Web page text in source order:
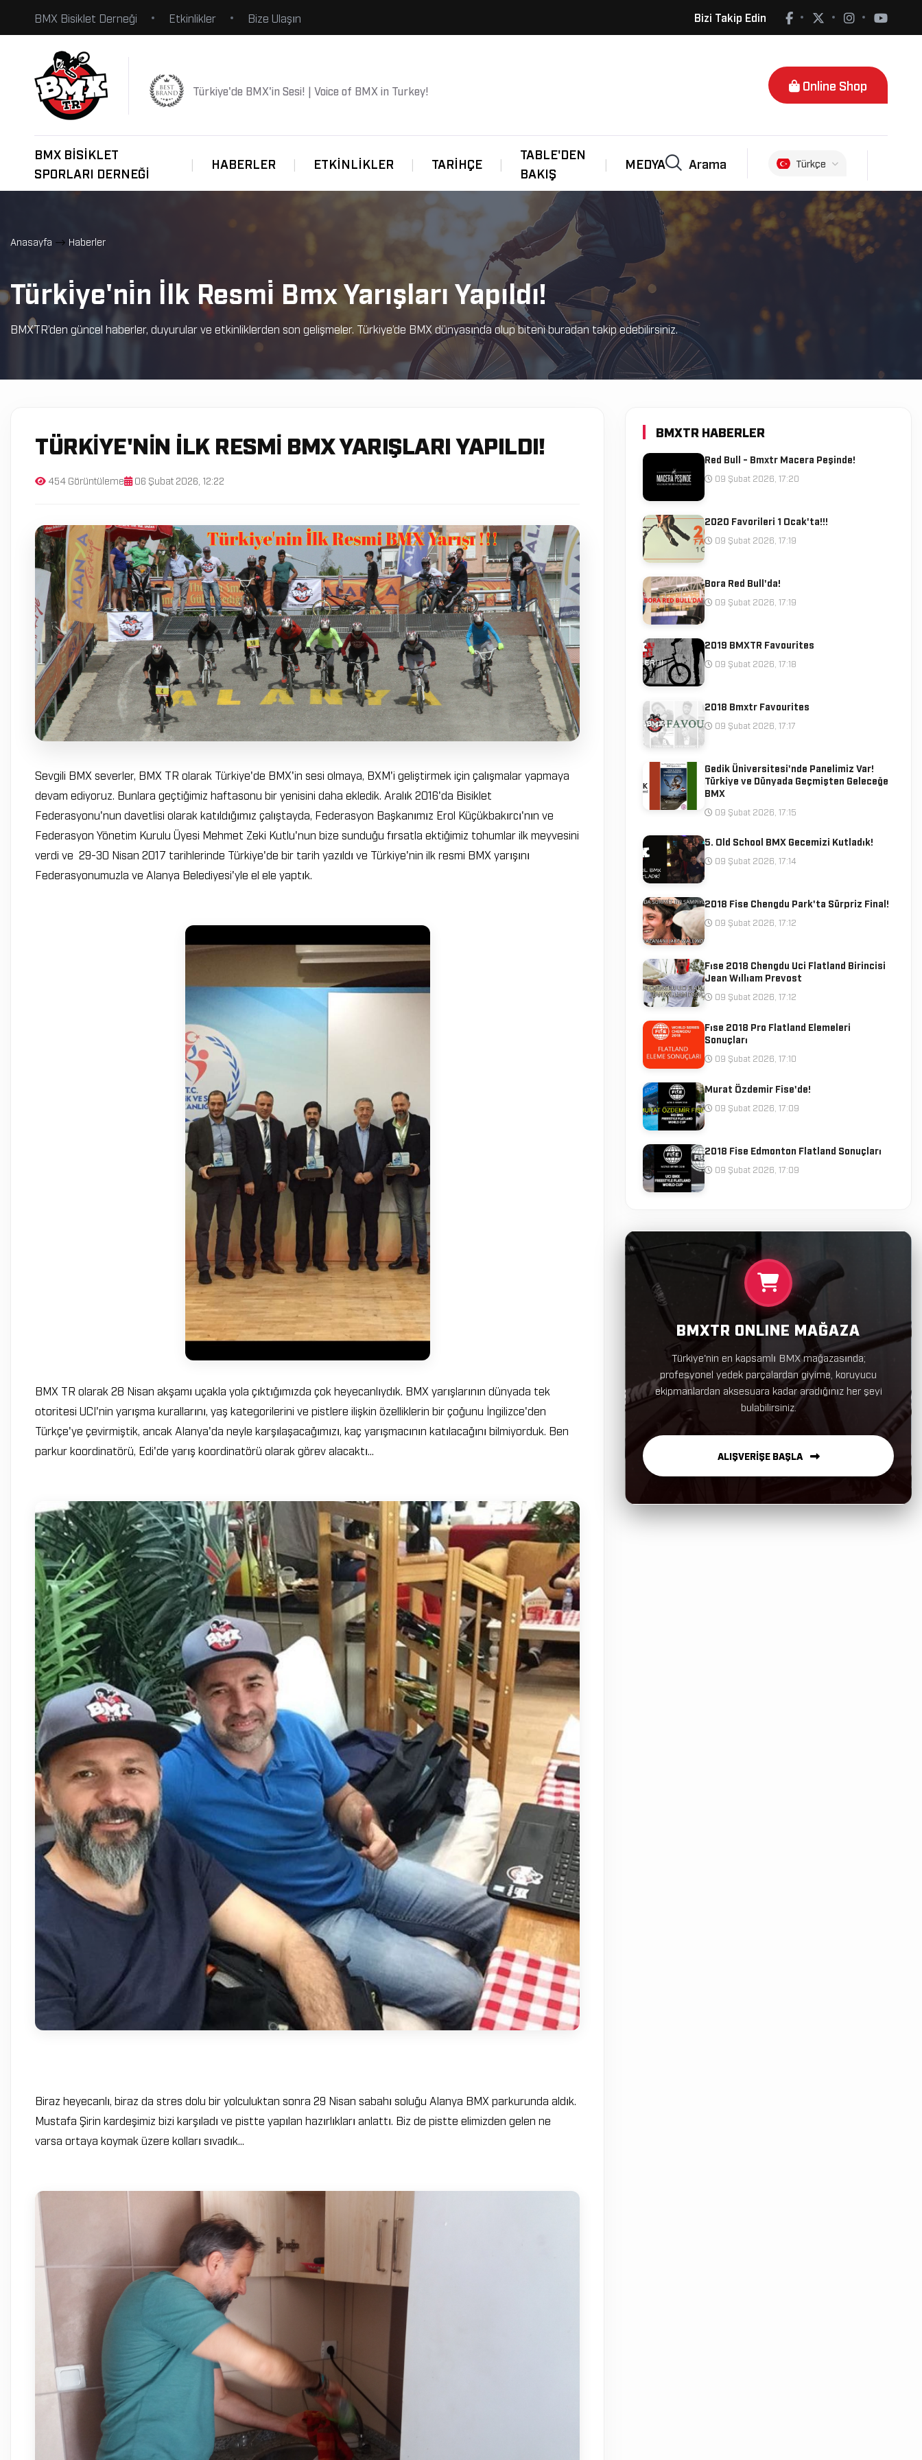
BMX Bisiklet Derneği Etkinlikler Bize Ulaşın Bizi Takip Edin
Türkiye'de BMX'in Sesi! | Voice of BMX in Turkey! Online Shop
BMX BISIKLET
SPORLARI DERNEĞI
HABERLER ETKINLIKLER TARIHÇE
TABLE'DEN
BAKIŞ
MEDYA Arama Türkçe
Anasayfa Haberler
Türki̇ye'ni̇n İlk Resmi̇ Bmx Yarışları Yapıldı!
BMXTR’den güncel haberler, duyurular ve etkinliklerden son gelişmeler. Türkiye’de BMX dünyasında olup biteni buradan takip edebilirsiniz.
TÜRKİYE'NİN İLK RESMİ BMX YARIŞLARI YAPILDI!
454 Görüntüleme 06 Şubat 2026, 12:22
Sevgili BMX severler, BMX TR olarak Türkiye'de BMX'in sesi olmaya, BXM'i geliştirmek için çalışmalar yapmaya
devam ediyoruz. Bunlara geçtiğimiz haftasonu bir yenisini daha ekledik. Aralık 2016'da Bisiklet
Federasyonu'nun davetlisi olarak katıldığımız çalıştayda, Federasyon Başkanımız Erol Küçükbakırcı'nın ve
Federasyon Yönetim Kurulu Üyesi Mehmet Zeki Kutlu'nun bize sunduğu fırsatla ektiğimiz tohumlar ilk meyvesini
verdi ve 29-30 Nisan 2017 tarihlerinde Türkiye'de bir tarih yazıldı ve Türkiye'nin ilk resmi BMX yarışını
Federasyonumuzla ve Alanya Belediyesi'yle el ele yaptık.
BMX TR olarak 28 Nisan akşamı uçakla yola çıktığımızda çok heyecanlıydık. BMX yarışlarının dünyada tek
otoritesi UCI'nin yarışma kurallarını, yaş kategorilerini ve pistlere ilişkin özelliklerin bir çoğunu İngilizce'den
Türkçe'ye çevirmiştik, ancak Alanya'da neyle karşılaşacağımızı, kaç yarışmacının katılacağını bilmiyorduk. Ben
parkur koordinatörü, Edi'de yarış koordinatörü olarak görev alacaktı...
Biraz heyecanlı, biraz da stres dolu bir yolculuktan sonra 29 Nisan sabahı soluğu Alanya BMX parkurunda aldık.
Mustafa Şirin kardeşimiz bizi karşıladı ve pistte yapılan hazırlıkları anlattı. Biz de pistte elimizden gelen ne
varsa ortaya koymak üzere kolları sıvadık...
BMXTR HABERLER
Red Bull - Bmxtr Macera Peşinde!
09 Şubat 2026, 17:20
2020 Favorileri 1 Ocak'ta!!!
09 Şubat 2026, 17:19
Bora Red Bull'da!
09 Şubat 2026, 17:19
2019 BMXTR Favourites
09 Şubat 2026, 17:18
2018 Bmxtr Favourites
09 Şubat 2026, 17:17
Gedik Üniversitesi'nde Panelimiz Var!
Türkiye ve Dünyada Geçmişten Geleceğe
BMX
09 Şubat 2026, 17:15
5. Old School BMX Gecemizi Kutladık!
09 Şubat 2026, 17:14
2018 Fise Chengdu Park'ta Sürpriz Final!
09 Şubat 2026, 17:12
Fıse 2018 Chengdu Uci Flatland Birincisi
Jean Wıllıam Prevost
09 Şubat 2026, 17:12
Fıse 2018 Pro Flatland Elemeleri
Sonuçları
09 Şubat 2026, 17:10
Murat Özdemir Fise'de!
09 Şubat 2026, 17:09
2018 Fise Edmonton Flatland Sonuçları
09 Şubat 2026, 17:09
BMXTR ONLINE MAĞAZA
Türkiye'nin en kapsamlı BMX mağazasında;
profesyonel yedek parçalardan giyime, koruyucu
ekipmanlardan aksesuara kadar aradığınız her şeyi
bulabilirsiniz.
ALIŞVERİŞE BAŞLA